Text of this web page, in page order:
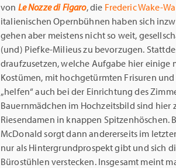
von Le Nozze di Figaro, die Frederic Wake-
italienischen Opernbühnen haben sich
gehen aber meistens nicht so weit,
(und) Piefke-Milieus zu bevorzugen.
draufzusetzen, welche Aufgabe hier
Kostümen, mit hochgetürmten Frisuren
„helfen“ auch bei der Einrichtung des
Bauernmädchen im Hochzeitsbild sind
Riesendamen in knappen
McDonald sorgt dann andererseits im
nur als Hintergrundprospekt gibt und sich
Bürostühlen verstecken. Insgesamt meint